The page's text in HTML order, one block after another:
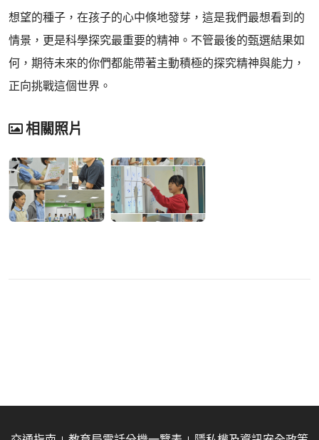
想望的種子，在孩子的心中倏地發芽，這是我們最想看到的
情景，更是科學探究最重要的精神。不管最後的甄選結果如
何，期待未來的你們都能帶著主動積極的探究精神與能力，
正向挑戰這個世界。
相關照片